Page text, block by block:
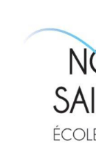
contenu